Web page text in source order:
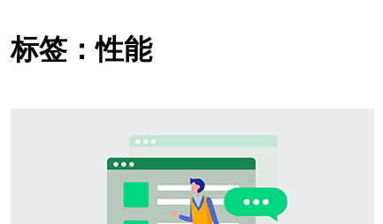
标签：性能